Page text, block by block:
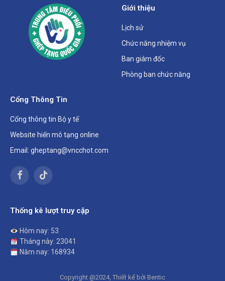
Giới thiệu
Lịch sử
Chức năng nhiệm vụ
Ban giám đốc
Phòng ban chức năng
Cổng Thông Tin
Cổng thông tin Bộ y tế
Website hiến mô tạng online
Email: gheptang@vncchot.com
FacebookTikTok
Thống kê lượt truy cập
Hôm nay: 53
Tháng này: 23041
Năm nay: 168934
Copyright @2024, Thiết kế bởi Bentic